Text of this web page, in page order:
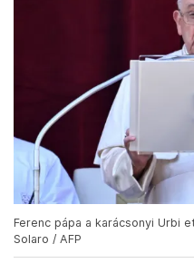
Ferenc pápa a karácsonyi Urbi
Solaro / AFP